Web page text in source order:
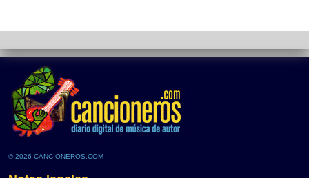
© 2026 CANCIONEROS.COM